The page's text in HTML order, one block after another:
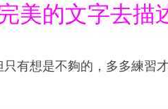
美的文字去描
有想是不夠的，多多練習